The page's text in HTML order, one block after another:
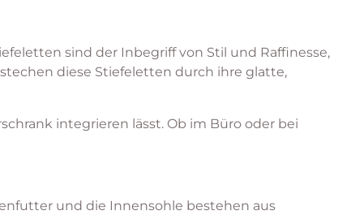
sind der Inbegriff von Stil und Raffinesse,
diese Stiefeletten durch ihre glatte,
integrieren lässt. Ob im Büro oder bei
und die Innensohle bestehen aus